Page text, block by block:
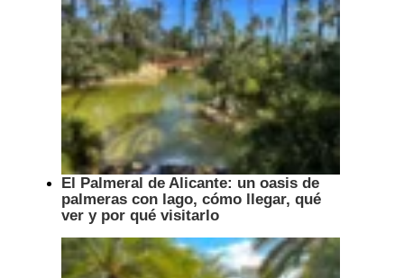
El Palmeral de Alicante: un oasis de
palmeras con lago, cómo llegar, qué
ver y por qué visitarlo